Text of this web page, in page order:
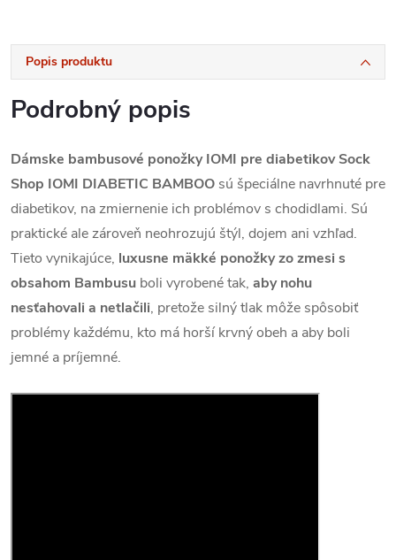
Popis produktu
Podrobný popis
Dámske bambusové ponožky IOMI pre diabetikov Sock
Shop IOMI DIABETIC BAMBOO sú špeciálne navrhnuté pre
diabetikov, na zmiernenie ich problémov s chodidlami. Sú
praktické ale zároveň neohrozujú štýl, dojem ani vzhľad.
Tieto vynikajúce, luxusne mäkké ponožky zo zmesi s
obsahom Bambusu boli vyrobené tak, aby nohu
nesťahovali a netlačili, pretože silný tlak môže spôsobiť
problémy každému, kto má horší krvný obeh a aby boli
jemné a príjemné.